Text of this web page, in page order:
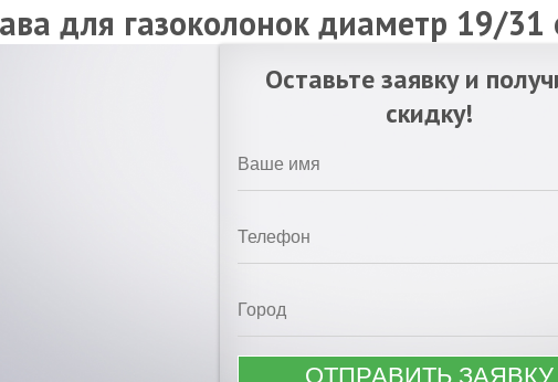
для газоколонок диаметр 19/31
Оставьте заявку и
скидку!